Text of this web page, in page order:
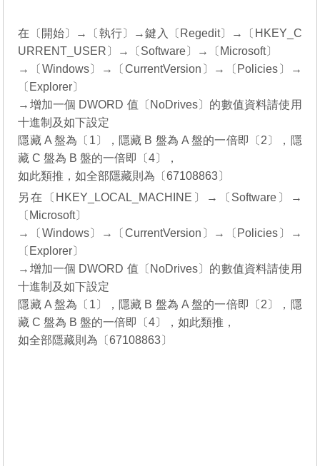
在〔開始〕→〔執行〕→鍵入〔Regedit〕→〔HKEY_C
URRENT_USER〕→〔Software〕→〔Microsoft〕
→〔Windows〕→〔CurrentVersion〕→〔Policies〕→
〔Explorer〕
→增加一個 DWORD 值〔NoDrives〕的數值資料請使用
十進制及如下設定
隱藏 A 盤為〔1〕，隱藏 B 盤為 A 盤的一倍即〔2〕，隱
藏 C 盤為 B 盤的一倍即〔4〕，
如此類推，如全部隱藏則為〔67108863〕
另在〔HKEY_LOCAL_MACHINE〕→〔Software〕→
〔Microsoft〕
→〔Windows〕→〔CurrentVersion〕→〔Policies〕→
〔Explorer〕
→增加一個 DWORD 值〔NoDrives〕的數值資料請使用
十進制及如下設定
隱藏 A 盤為〔1〕，隱藏 B 盤為 A 盤的一倍即〔2〕，隱
藏 C 盤為 B 盤的一倍即〔4〕，如此類推，
如全部隱藏則為〔67108863〕